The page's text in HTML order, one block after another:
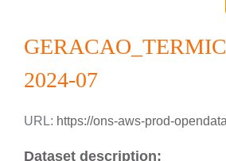
2024-07
URL: https://ons-aws-prod-opendata.s3.amazonaws.com/dataset/
Dataset description: